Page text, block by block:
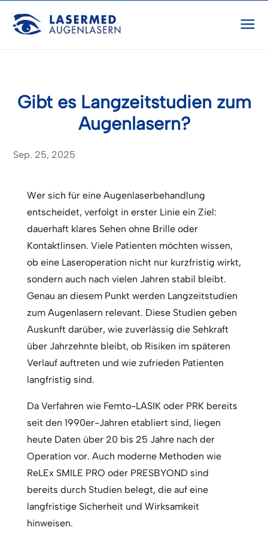
Gibt es Langzeitstudien zum
Augenlasern?
Sep. 25, 2025
Wer sich für eine Augenlaserbehandlung
entscheidet, verfolgt in erster Linie ein Ziel:
dauerhaft klares Sehen ohne Brille oder
Kontaktlinsen. Viele Patienten möchten wissen,
ob eine Laseroperation nicht nur kurzfristig wirkt,
sondern auch nach vielen Jahren stabil bleibt.
Genau an diesem Punkt werden Langzeitstudien
zum Augenlasern relevant. Diese Studien geben
Auskunft darüber, wie zuverlässig die Sehkraft
über Jahrzehnte bleibt, ob Risiken im späteren
Verlauf auftreten und wie zufrieden Patienten
langfristig sind.
Da Verfahren wie Femto-LASIK oder PRK bereits
seit den 1990er-Jahren etabliert sind, liegen
heute Daten über 20 bis 25 Jahre nach der
Operation vor. Auch moderne Methoden wie
ReLEx SMILE PRO oder PRESBYOND sind
bereits durch Studien belegt, die auf eine
langfristige Sicherheit und Wirksamkeit
hinweisen.